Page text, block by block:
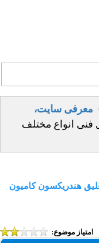
معرفی سایت،
انواع مختلف
هندریکسون کامیون
امتیاز موضوع: